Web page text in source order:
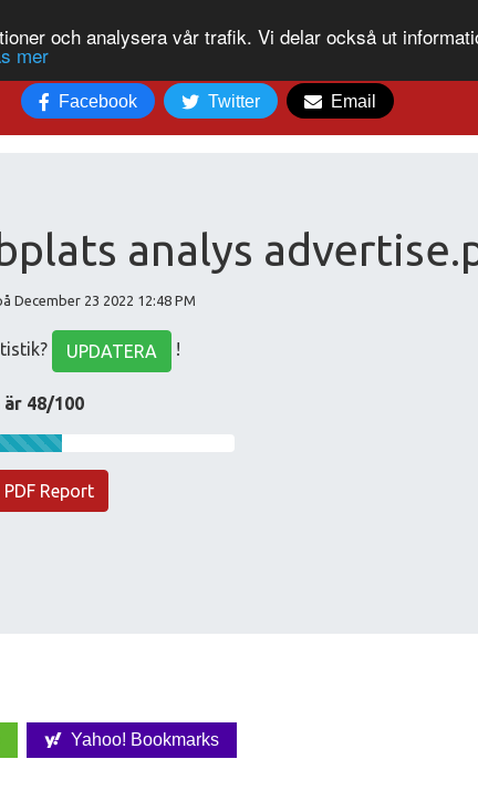
och analysera vår trafik. Vi delar också ut
mer
Facebook Twitter Email
analys
December 23 2022 12:48 PM
UPDATERA !
48/100
Report
Yahoo! Bookmarks